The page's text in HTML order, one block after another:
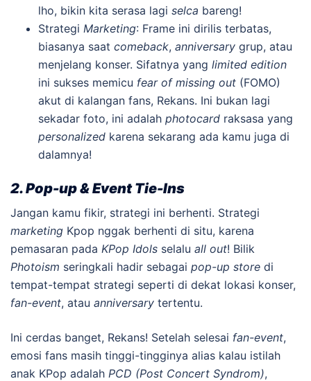
lho, bikin kita serasa lagi selca bareng!
Strategi Marketing: Frame ini dirilis terbatas,
biasanya saat comeback, anniversary grup, atau
menjelang konser. Sifatnya yang limited edition
ini sukses memicu fear of missing out (FOMO)
akut di kalangan fans, Rekans. Ini bukan lagi
sekadar foto, ini adalah photocard raksasa yang
personalized karena sekarang ada kamu juga di
dalamnya!
2. Pop-up & Event Tie-Ins
Jangan kamu fikir, strategi ini berhenti. Strategi
marketing Kpop nggak berhenti di situ, karena
pemasaran pada KPop Idols selalu all out! Bilik
Photoism seringkali hadir sebagai pop-up store di
tempat-tempat strategi seperti di dekat lokasi konser,
fan-event, atau anniversary tertentu.
Ini cerdas banget, Rekans! Setelah selesai fan-event,
emosi fans masih tinggi-tingginya alias kalau istilah
anak KPop adalah PCD (Post Concert Syndrom),